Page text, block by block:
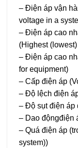
– Điện áp vận
voltage in a
– Điện áp cao
(Highest
– Điện áp cao
for equipment)
– Cấp điện áp
– Độ lệch điện
– Độ sụt điện áp
– Dao độngđiện
– Quá điện áp
system))